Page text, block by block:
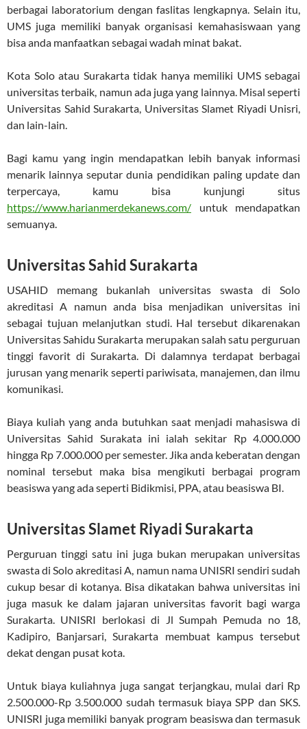
berbagai laboratorium dengan faslitas lengkapnya. Selain itu,
UMS juga memiliki banyak organisasi kemahasiswaan yang
bisa anda manfaatkan sebagai wadah minat bakat.
Kota Solo atau Surakarta tidak hanya memiliki UMS sebagai
universitas terbaik, namun ada juga yang lainnya. Misal seperti
Universitas Sahid Surakarta, Universitas Slamet Riyadi Unisri,
dan lain-lain.
Bagi kamu yang ingin mendapatkan lebih banyak informasi
menarik lainnya seputar dunia pendidikan paling update dan
terpercaya, kamu bisa kunjungi situs
https://www.harianmerdekanews.com/ untuk mendapatkan
semuanya.
Universitas Sahid Surakarta
USAHID memang bukanlah universitas swasta di Solo
akreditasi A namun anda bisa menjadikan universitas ini
sebagai tujuan melanjutkan studi. Hal tersebut dikarenakan
Universitas Sahidu Surakarta merupakan salah satu perguruan
tinggi favorit di Surakarta. Di dalamnya terdapat berbagai
jurusan yang menarik seperti pariwisata, manajemen, dan ilmu
komunikasi.
Biaya kuliah yang anda butuhkan saat menjadi mahasiswa di
Universitas Sahid Surakata ini ialah sekitar Rp 4.000.000
hingga Rp 7.000.000 per semester. Jika anda keberatan dengan
nominal tersebut maka bisa mengikuti berbagai program
beasiswa yang ada seperti Bidikmisi, PPA, atau beasiswa BI.
Universitas Slamet Riyadi Surakarta
Perguruan tinggi satu ini juga bukan merupakan universitas
swasta di Solo akreditasi A, namun nama UNISRI sendiri sudah
cukup besar di kotanya. Bisa dikatakan bahwa universitas ini
juga masuk ke dalam jajaran universitas favorit bagi warga
Surakarta. UNISRI berlokasi di Jl Sumpah Pemuda no 18,
Kadipiro, Banjarsari, Surakarta membuat kampus tersebut
dekat dengan pusat kota.
Untuk biaya kuliahnya juga sangat terjangkau, mulai dari Rp
2.500.000-Rp 3.500.000 sudah termasuk biaya SPP dan SKS.
UNISRI juga memiliki banyak program beasiswa dan termasuk